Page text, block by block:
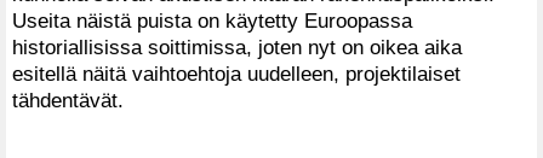
Useita näistä puista on käytetty Euroopassa
historiallisissa soittimissa, joten nyt on oikea aika
esitellä näitä vaihtoehtoja uudelleen, projektilaiset
tähdentävät.